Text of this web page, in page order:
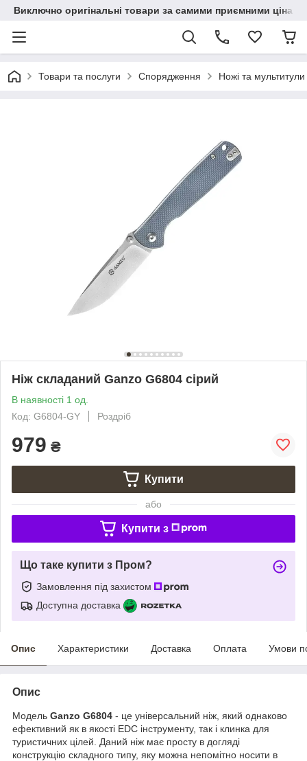
Виключно оригінальні товари за самими приємними
Товари та послуги Спорядження Ножі та мультитули
Ніж складаний Ganzo G6804 сірий
В наявності 1 од.
Код: G6804-GY
Роздріб
979 ₴
Купити
або
Купити з
Що таке купити з Пром?
Замовлення під захистом
Доступна доставка
Опис Характеристики Доставка Оплата Умови
Опис
Модель Ganzo G6804 - це універсальний ніж, який однаково
ефективний як в якості EDC інструменту, так і клинка для
туристичних цілей. Даний ніж має просту в догляді
конструкцію складного типу, яку можна непомітно носити в